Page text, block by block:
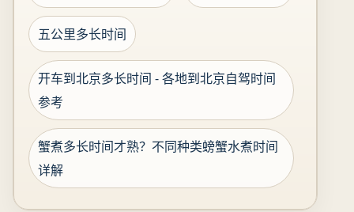
五公里多长时间
开车到北京多长时间 - 各地到北京自驾时间
参考
蟹煮多长时间才熟？不同种类螃蟹水煮时间
详解